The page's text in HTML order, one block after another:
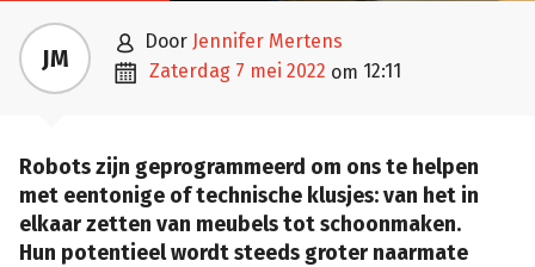
JM  door Jennifer Mertens
 zaterdag 7 mei 2022 om 12:11
Robots zijn geprogrammeerd om ons te helpen
met eentonige of technische klusjes: van het in
elkaar zetten van meubels tot schoonmaken.
Hun potentieel wordt steeds groter naarmate